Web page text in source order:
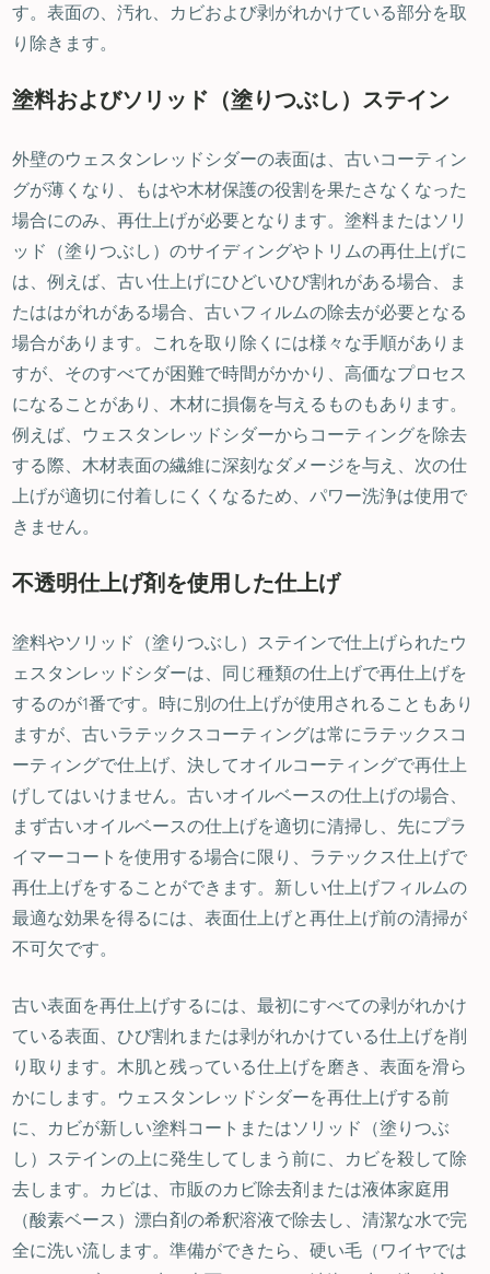
す。表面の、汚れ、カビおよび剥がれかけている部分を取
り除きます。
塗料およびソリッド（塗りつぶし）ステイン
外壁のウェスタンレッドシダーの表面は、古いコーティン
グが薄くなり、もはや木材保護の役割を果たさなくなった
場合にのみ、再仕上げが必要となります。塗料またはソリ
ッド（塗りつぶし）のサイディングやトリムの再仕上げに
は、例えば、古い仕上げにひどいひび割れがある場合、ま
たははがれがある場合、古いフィルムの除去が必要となる
場合があります。これを取り除くには様々な手順がありま
すが、そのすべてが困難で時間がかかり、高価なプロセス
になることがあり、木材に損傷を与えるものもあります。
例えば、ウェスタンレッドシダーからコーティングを除去
する際、木材表面の繊維に深刻なダメージを与え、次の仕
上げが適切に付着しにくくなるため、パワー洗浄は使用で
きません。
不透明仕上げ剤を使用した仕上げ
塗料やソリッド（塗りつぶし）ステインで仕上げられたウ
ェスタンレッドシダーは、同じ種類の仕上げで再仕上げを
するのが1番です。時に別の仕上げが使用されることもあり
ますが、古いラテックスコーティングは常にラテックスコ
ーティングで仕上げ、決してオイルコーティングで再仕上
げしてはいけません。古いオイルベースの仕上げの場合、
まず古いオイルベースの仕上げを適切に清掃し、先にプラ
イマーコートを使用する場合に限り、ラテックス仕上げで
再仕上げをすることができます。新しい仕上げフィルムの
最適な効果を得るには、表面仕上げと再仕上げ前の清掃が
不可欠です。
古い表面を再仕上げするには、最初にすべての剥がれかけ
ている表面、ひび割れまたは剥がれかけている仕上げを削
り取ります。木肌と残っている仕上げを磨き、表面を滑ら
かにします。ウェスタンレッドシダーを再仕上げする前
に、カビが新しい塗料コートまたはソリッド（塗りつぶ
し）ステインの上に発生してしまう前に、カビを殺して除
去します。カビは、市販のカビ除去剤または液体家庭用
（酸素ベース）漂白剤の希釈溶液で除去し、清潔な水で完
全に洗い流します。準備ができたら、硬い毛（ワイヤでは